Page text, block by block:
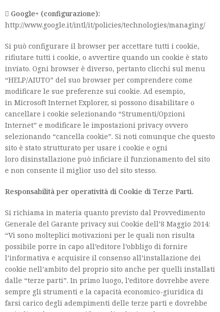
 Google+ (configurazione):
http://www.google.it/intl/it/policies/technologies/managing/
Si può configurare il browser per accettare tutti i cookie,
rifiutare tutti i cookie, o avvertire quando un cookie è stato
inviato. Ogni browser è diverso, pertanto clicchi sul menu
“HELP/AIUTO” del suo browser per comprendere come
modificare le sue preferenze sui cookie. Ad esempio,
in Microsoft Internet Explorer, si possono disabilitare o
cancellare i cookie selezionando “Strumenti/Opzioni
Internet” e modificare le impostazioni privacy ovvero
selezionando “cancella cookie”. Si noti comunque che questo
sito è stato strutturato per usare i cookie e ogni
loro disinstallazione può inficiare il funzionamento del sito
e non consente il miglior uso del sito stesso.
Responsabilità per operatività di Cookie di Terze Parti.
Si richiama in materia quanto previsto dal Provvedimento
Generale del Garante privacy sui Cookie dell’8 Maggio 2014:
“Vi sono molteplici motivazioni per le quali non risulta
possibile porre in capo all’editore l’obbligo di fornire
l’informativa e acquisire il consenso all’installazione dei
cookie nell’ambito del proprio sito anche per quelli installati
dalle “terze parti”. In primo luogo, l’editore dovrebbe avere
sempre gli strumenti e la capacità economico-giuridica di
farsi carico degli adempimenti delle terze parti e dovrebbe